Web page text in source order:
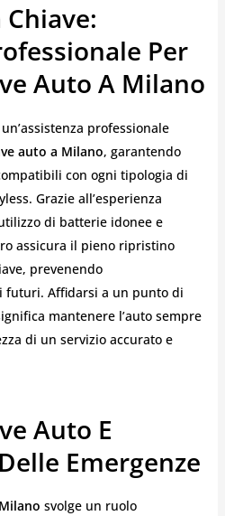
Chiave:
Per
Auto A Milano
professionale
auto a Milano, garantendo
con ogni tipologia di
Grazie all’esperienza
di batterie idonee e
assicura il pieno ripristino
prevenendo
futuri. Affidarsi a un punto di
mantenere l’auto sempre
di un servizio accurato e
Auto E
Emergenze
svolge un ruolo